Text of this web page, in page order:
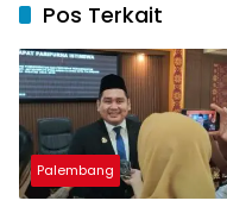
Pos Terkait
Palembang